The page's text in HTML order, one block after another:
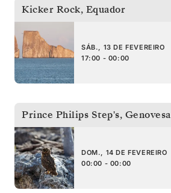
Kicker Rock, Equador
SÁB., 13 DE FEVEREIRO
17:00 - 00:00
Prince Philips Step's, Genovesa
DOM., 14 DE FEVEREIRO
00:00 - 00:00